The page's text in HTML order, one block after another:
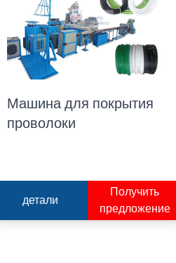
Машина для покрытия
проволоки
детали
Получить
предложение